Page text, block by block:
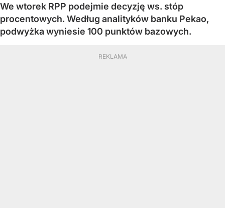
We wtorek RPP podejmie decyzję ws. stóp
procentowych. Według analityków banku Pekao,
podwyżka wyniesie 100 punktów bazowych.